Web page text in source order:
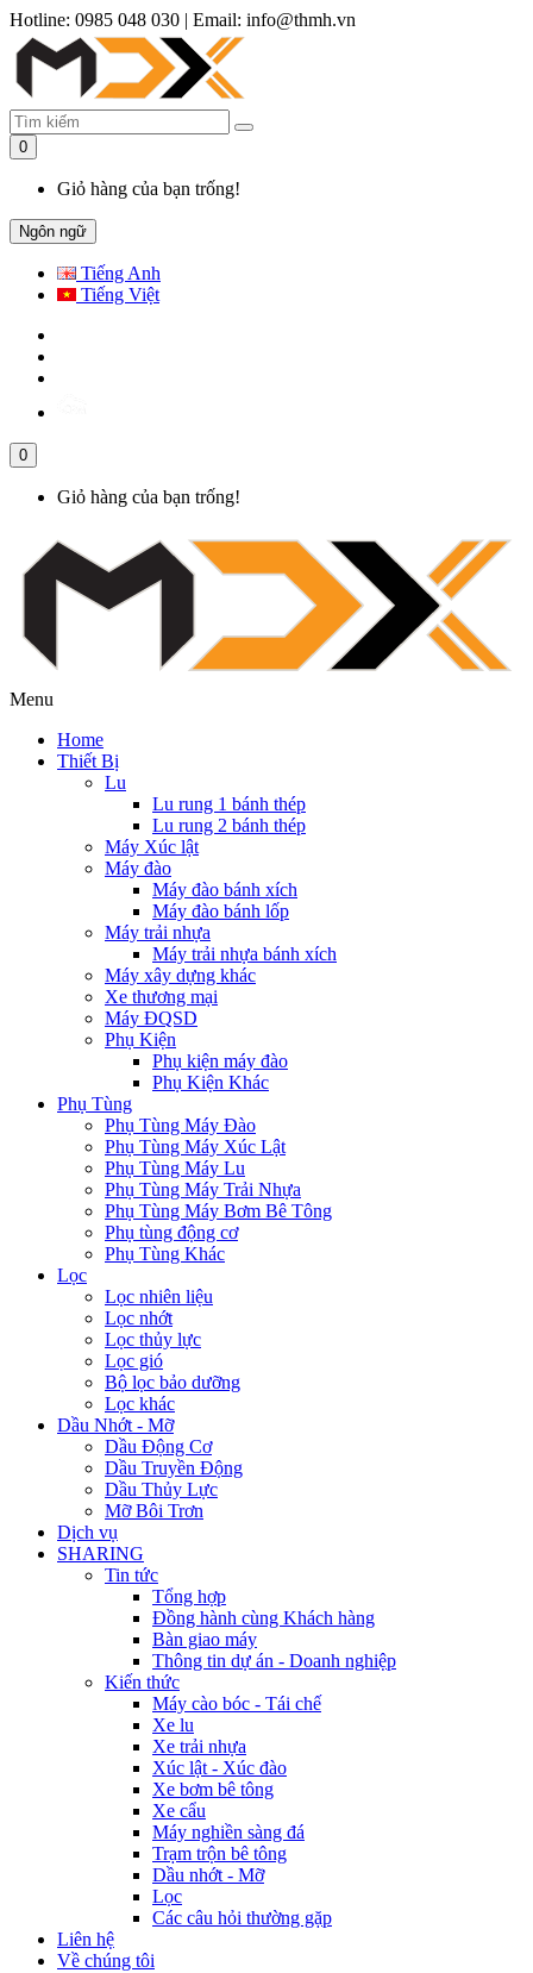
Hotline: 0985 048 030 | Email: info@thmh.vn
0
Giỏ hàng của bạn trống!
Ngôn ngữ
Tiếng Anh
Tiếng Việt
0
Giỏ hàng của bạn trống!
Menu
Home
Thiết Bị
Lu
Lu rung 1 bánh thép
Lu rung 2 bánh thép
Máy Xúc lật
Máy đào
Máy đào bánh xích
Máy đào bánh lốp
Máy trải nhựa
Máy trải nhựa bánh xích
Máy xây dựng khác
Xe thương mại
Máy ĐQSD
Phụ Kiện
Phụ kiện máy đào
Phụ Kiện Khác
Phụ Tùng
Phụ Tùng Máy Đào
Phụ Tùng Máy Xúc Lật
Phụ Tùng Máy Lu
Phụ Tùng Máy Trải Nhựa
Phụ Tùng Máy Bơm Bê Tông
Phụ tùng động cơ
Phụ Tùng Khác
Lọc
Lọc nhiên liệu
Lọc nhớt
Lọc thủy lực
Lọc gió
Bộ lọc bảo dưỡng
Lọc khác
Dầu Nhớt - Mỡ
Dầu Động Cơ
Dầu Truyền Động
Dầu Thủy Lực
Mỡ Bôi Trơn
Dịch vụ
SHARING
Tin tức
Tổng hợp
Đồng hành cùng Khách hàng
Bàn giao máy
Thông tin dự án - Doanh nghiệp
Kiến thức
Máy cào bóc - Tái chế
Xe lu
Xe trải nhựa
Xúc lật - Xúc đào
Xe bơm bê tông
Xe cẩu
Máy nghiền sàng đá
Trạm trộn bê tông
Dầu nhớt - Mỡ
Lọc
Các câu hỏi thường gặp
Liên hệ
Về chúng tôi